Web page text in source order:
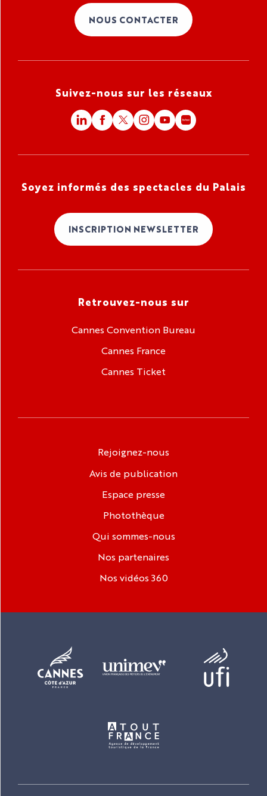
NOUS CONTACTER
Suivez-nous sur les réseaux
Soyez informés des spectacles du Palais
INSCRIPTION NEWSLETTER
Retrouvez-nous sur
Cannes Convention Bureau
Cannes France
Cannes Ticket
Rejoignez-nous
Avis de publication
Espace presse
Photothèque
Qui sommes-nous
Nos partenaires
Nos vidéos 360